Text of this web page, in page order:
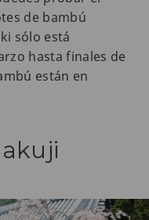
de bambú
sólo está
hasta finales de
están en